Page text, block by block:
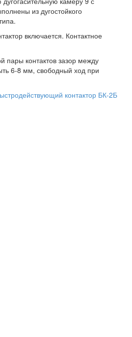
из дугостойкого
включается. Контактное
пары контактов зазор между
6-8 мм, свободный ход при
контактор БК-2Б